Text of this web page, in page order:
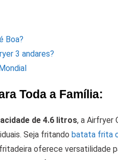
Boa?
3 andares?
Toda a Família:
de 4.6 litros, a Airfryer
Seja fritando batata frita
oferece versatilidade